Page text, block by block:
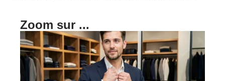
Zoom sur ...